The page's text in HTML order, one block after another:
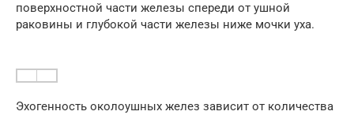
поверхностной части железы спереди от ушной
раковины и глубокой части железы ниже мочки уха.
Эхогенность околоушных желез зависит от количества